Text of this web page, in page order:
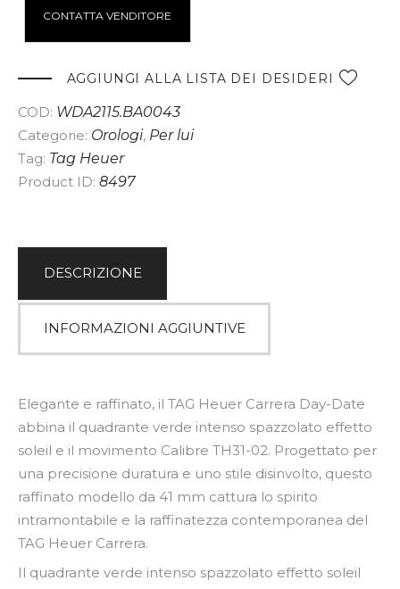
CONTATTA VENDITORE
t
e
a
AGGIUNGI ALLA LISTA DEI DESIDERI
COD: WDA2115.BA0043
Categorie: Orologi, Per lui
Tag: Tag Heuer
Product ID: 8497
DESCRIZIONE
INFORMAZIONI AGGIUNTIVE
Elegante e raffinato, il TAG Heuer Carrera Day-Date
abbina il quadrante verde intenso spazzolato effetto
soleil e il movimento Calibre TH31-02. Progettato per
una precisione duratura e uno stile disinvolto, questo
raffinato modello da 41 mm cattura lo spirito
intramontabile e la raffinatezza contemporanea del
TAG Heuer Carrera.
Il quadrante verde intenso spazzolato effetto soleil